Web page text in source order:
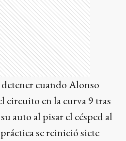
detener cuando Alonso
circuito en la curva 9 tras
auto al pisar el césped al
se reinició siete